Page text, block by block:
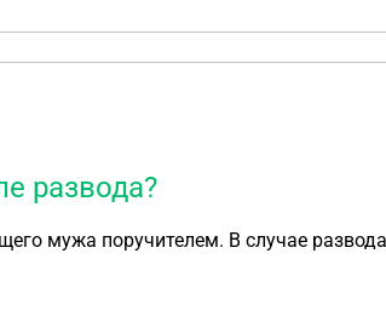
развода?
мужа поручителем. В случае